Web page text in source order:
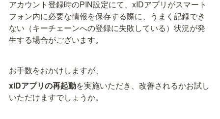
アカウント登録時のPIN設定にて、xIDアプリがスマート
フォン内に必要な情報を保存する際に、うまく記録でき
ない（キーチェーンへの登録に失敗している）状況が発
生する場合がございます。
お手数をおかけしますが、
xIDアプリの再起動を実施いただき、改善されるかお試し
いただけますでしょうか。